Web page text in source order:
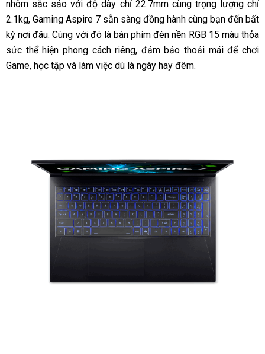
nhôm sắc sảo với độ dày chỉ 22.7mm cùng trọng lượng chỉ
2.1kg, Gaming Aspire 7 sẵn sàng đồng hành cùng bạn đến bất
kỳ nơi đâu. Cùng với đó là bàn phím đèn nền RGB 15 màu thỏa
sức thể hiện phong cách riêng, đảm bảo thoải mái để chơi
Game, học tập và làm việc dù là ngày hay đêm.